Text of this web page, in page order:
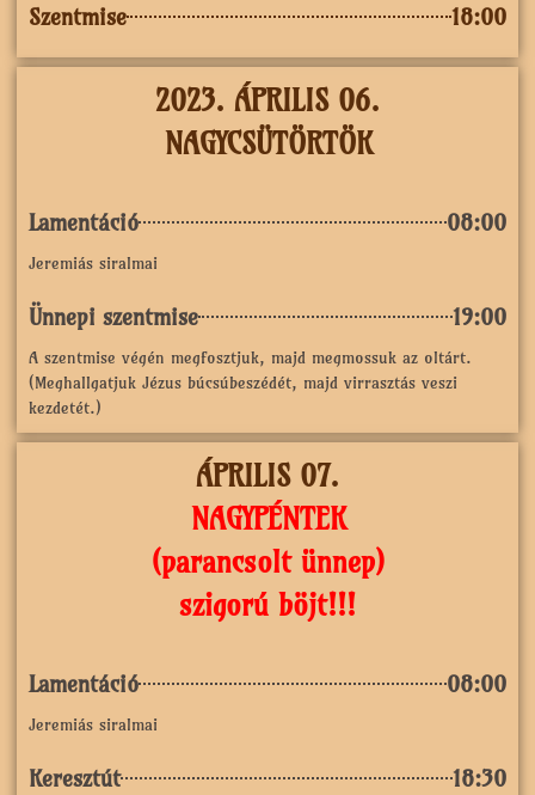
Szentmise 18:00
2023. ÁPRILIS 06.
NAGYCSÜTÖRTÖK
Lamentáció 08:00
Jeremiás siralmai
Ünnepi szentmise 19:00
A szentmise végén megfosztjuk, majd megmossuk az oltárt.
(Meghallgatjuk Jézus búcsúbeszédét, majd virrasztás veszi
kezdetét.)
ÁPRILIS 07.
NAGYPÉNTEK
(parancsolt ünnep)
szigorú böjt!!!
Lamentáció 08:00
Jeremiás siralmai
Keresztút 18:30